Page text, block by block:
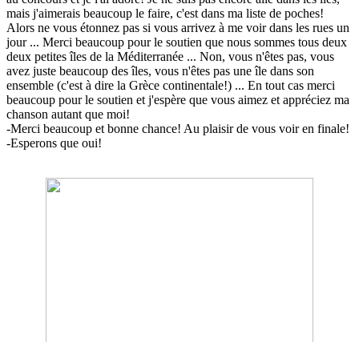
mais j'aimerais beaucoup le faire, c'est dans ma liste de poches!
Alors ne vous étonnez pas si vous arrivez à me voir dans les rues un
jour ... Merci beaucoup pour le soutien que nous sommes tous deux
deux petites îles de la Méditerranée ... Non, vous n'êtes pas, vous
avez juste beaucoup des îles, vous n'êtes pas une île dans son
ensemble (c'est à dire la Grèce continentale!) ... En tout cas merci
beaucoup pour le soutien et j'espère que vous aimez et appréciez ma
chanson autant que moi!
-Merci beaucoup et bonne chance! Au plaisir de vous voir en finale!
-Esperons que oui!